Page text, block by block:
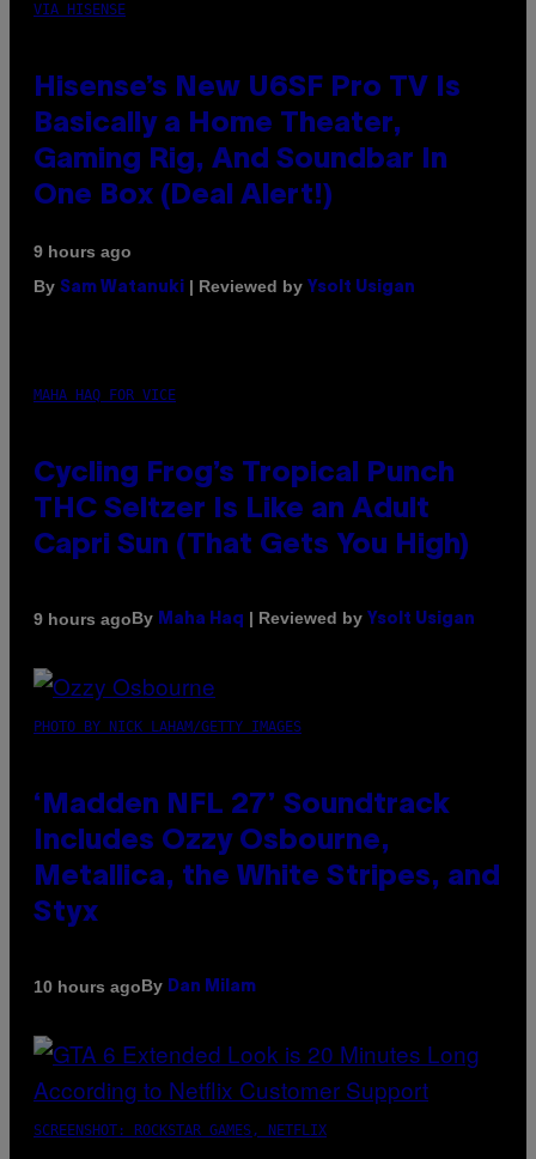
VIA HISENSE
Hisense’s New U6SF Pro TV Is
Basically a Home Theater,
Gaming Rig, And Soundbar In
One Box (Deal Alert!)
9 hours ago
By Sam Watanuki | Reviewed by Ysolt Usigan
MAHA HAQ FOR VICE
Cycling Frog’s Tropical Punch
THC Seltzer Is Like an Adult
Capri Sun (That Gets You High)
9 hours agoBy Maha Haq | Reviewed by Ysolt Usigan
PHOTO BY NICK LAHAM/GETTY IMAGES
‘Madden NFL 27’ Soundtrack
Includes Ozzy Osbourne,
Metallica, the White Stripes, and
Styx
10 hours agoBy Dan Milam
SCREENSHOT: ROCKSTAR GAMES, NETFLIX